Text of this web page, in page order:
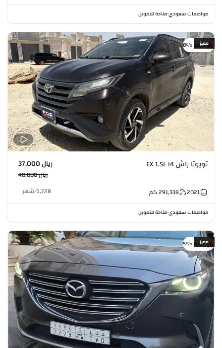
مواصفات سعودي•متاحة للتمويل
خصم %8مميز
تويوتا راش EX 1.5L I4 ريال 37,000
ريال 40,000
2021
291,338كم 1,728
/شهر
مواصفات سعودي•متاحة للتمويل
خصم %5مميز